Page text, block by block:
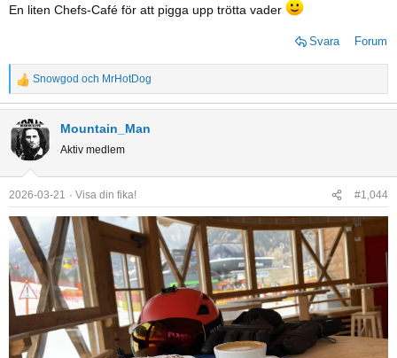
En liten Chefs-Café för att pigga upp trötta vader
Svara Forum
R
e
a
c
t
i
o
n
s
:
Snowgod och MrHotDog
Mountain_Man
Aktiv medlem
2026-03-21 Visa din fika! #1,044